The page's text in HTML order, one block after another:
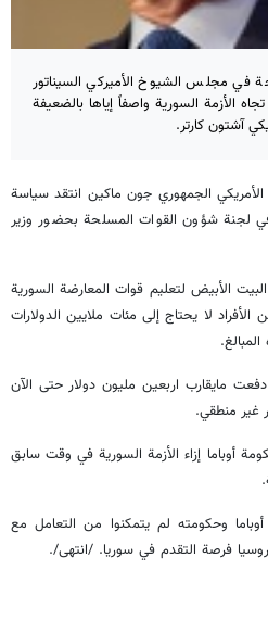
في مجلس الشيوخ الأميركي السيناتور
الأزمة السورية واصفاً إياها بالضعيفة
آشتون كارتر.
الأمريكي الجمهوري جون ماكين انتقد سياسة
لجنة شؤون القوات المسلحة بحضور وزير
الأبيض لتعليم قوات المعارضة السورية
لا يحتاج إلى مئات ملايين الدولارات
دفعت مايقارب اربعين مليون دولار حتى الآن
غير منطقي.
أوباما إزاء الأزمة السورية في وقت سابق
وحكومته لم يتمكنوا من التعامل مع
فرصة التقدم في سوريا. /انتهى/.